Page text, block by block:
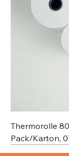
Thermorolle
Pack/Karton,